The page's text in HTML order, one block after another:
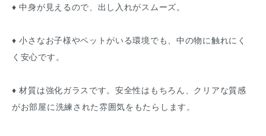
♦ 中身が見えるので、出し入れがスムーズ。
♦ 小さなお子様やペットがいる環境でも、中の物に触れにく
く安心です。
♦ 材質は強化ガラスです。安全性はもちろん、クリアな質感
がお部屋に洗練された雰囲気をもたらします。